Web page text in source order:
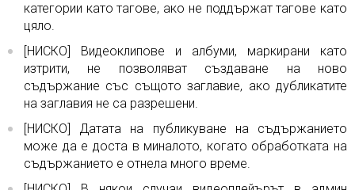
категории като тагове, ако не поддържат тагове като
цяло.
[НИСКО] Видеоклипове и албуми, маркирани като
изтрити, не позволяват създаване на ново
съдържание със същото заглавие, ако дубликатите
на заглавия не са разрешени.
[НИСКО] Датата на публикуване на съдържанието
може да е доста в миналото, когато обработката на
съдържанието е отнела много време.